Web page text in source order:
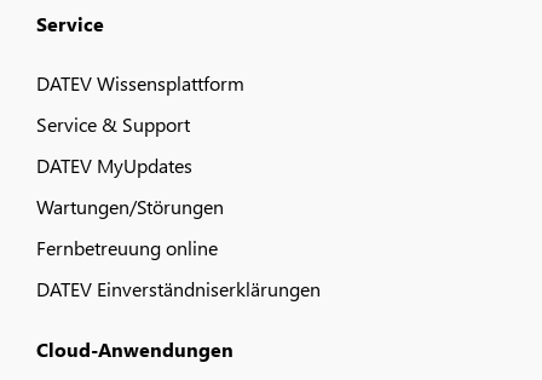
Service
DATEV Wissensplattform
Service & Support
DATEV MyUpdates
Wartungen/Störungen
Fernbetreuung online
DATEV Einverständniserklärungen
Cloud-Anwendungen